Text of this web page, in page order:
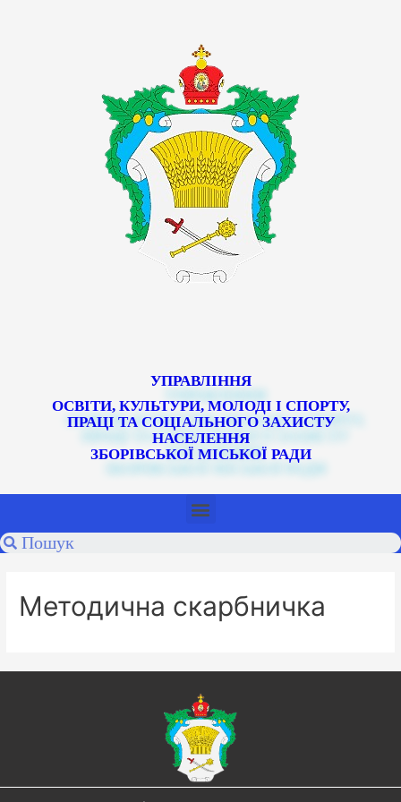
УПРАВЛІННЯ
ОСВІТИ, КУЛЬТУРИ, МОЛОДІ І СПОРТУ,
ПРАЦІ ТА СОЦІАЛЬНОГО ЗАХИСТУ
НАСЕЛЕННЯ
ЗБОРІВСЬКОЇ МІСЬКОЇ РАДИ
Методична скарбничка